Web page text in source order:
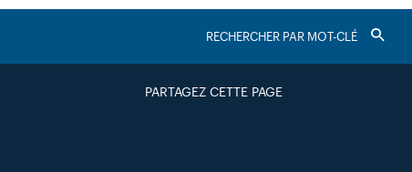
Valider
PARTAGEZ CETTE PAGE